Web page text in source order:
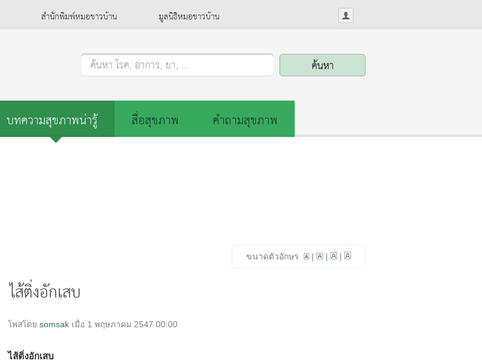
สำนักพิมพ์หมอชาวบ้าน มูลนิธิหมอชาวบ้าน
ค้นหา โรค, อาการ, ยา, ...
บทความสุขภาพน่ารู้ สื่อสุขภาพ
คำถามสุขภาพ
ขนาดตัวอักษร | | |
ไส้ติ่งอักเสบ
โพสโดย somsak เมื่อ 1 พฤษภาคม 2547 00:00
ไส้ติ่งอักเสบ